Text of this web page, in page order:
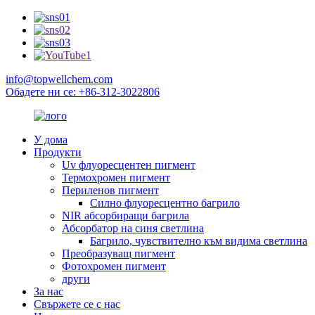
info@topwellchem.com
Обадете ни се: +86-312-3022806
У дома
Продукти
Uv флуоресцентен пигмент
Термохромен пигмент
Периленов пигмент
Силно флуоресцентно багрило
NIR абсорбиращи багрила
Абсорбатор на синя светлина
Багрило, чувствително към видима светлина
Преобразуващ пигмент
Фотохромен пигмент
други
За нас
Свържете се с нас